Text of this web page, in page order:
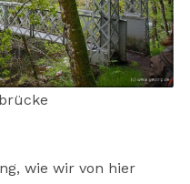
wie wir von hier